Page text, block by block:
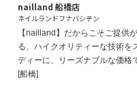
nailland 船橋店
ネイルランドフナバシテン
【nailland】だからこそご提供
る、ハイクオリティーな技術を
ディーに、リーズナブルな価格
[船橋]